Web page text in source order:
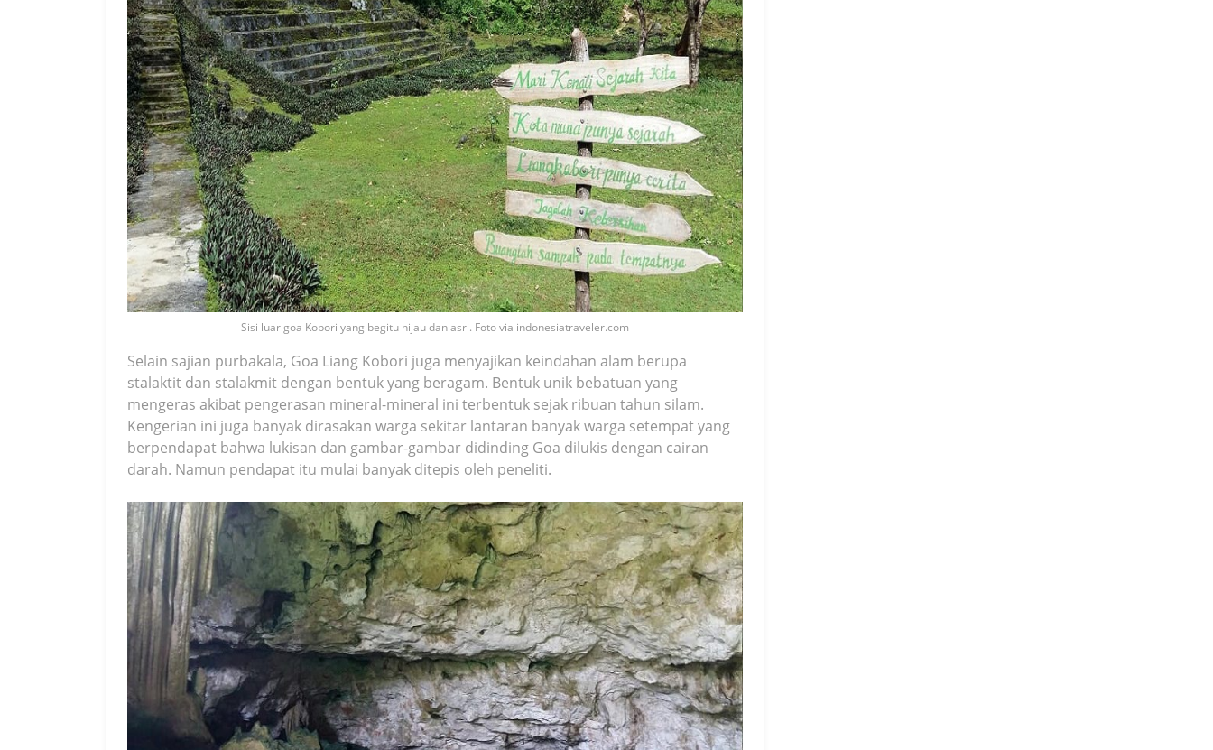
Sisi luar goa Kobori yang begitu hijau dan asri. Foto via indonesiatraveler.com
Selain sajian purbakala, Goa Liang Kobori juga menyajikan keindahan alam berupa
stalaktit dan stalakmit dengan bentuk yang beragam. Bentuk unik bebatuan yang
mengeras akibat pengerasan mineral-mineral ini terbentuk sejak ribuan tahun silam.
Kengerian ini juga banyak dirasakan warga sekitar lantaran banyak warga setempat yang
berpendapat bahwa lukisan dan gambar-gambar didinding Goa dilukis dengan cairan
darah. Namun pendapat itu mulai banyak ditepis oleh peneliti.